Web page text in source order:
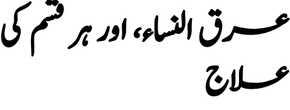
عرق النساء، اور ہر قسم
علاج